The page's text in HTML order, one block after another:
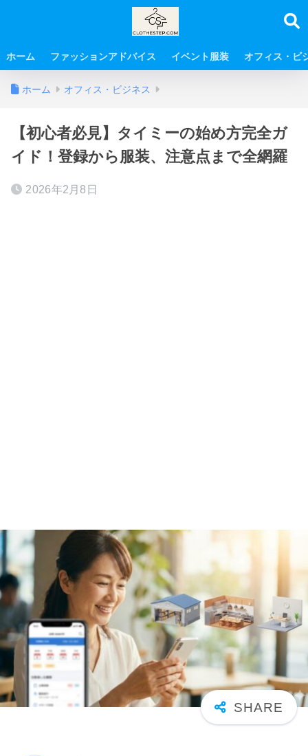
ホーム ファッションアドバイス イベント服装 オフィス・ビ
ホーム オフィス・ビジネス
【初心者必見】タイミーの始め方完全ガ
イド！登録から服装、注意点まで全網羅
2026年2月8日